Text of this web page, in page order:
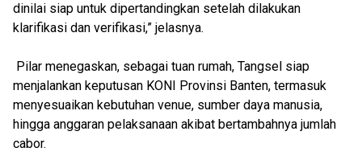
dinilai siap untuk dipertandingkan setelah dilakukan
klarifikasi dan verifikasi,” jelasnya.
Pilar menegaskan, sebagai tuan rumah, Tangsel siap
menjalankan keputusan KONI Provinsi Banten, termasuk
menyesuaikan kebutuhan venue, sumber daya manusia,
hingga anggaran pelaksanaan akibat bertambahnya jumlah
cabor.